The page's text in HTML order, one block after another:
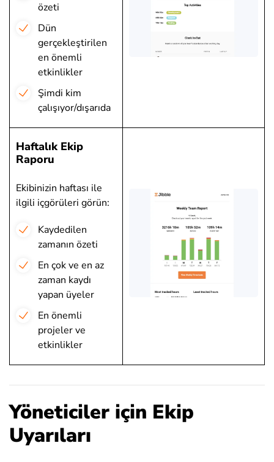
özeti
Dün
gerçekleştirilen
en önemli
etkinlikler
Şimdi kim
çalışıyor/dışarıda
Haftalık Ekip
Raporu
Ekibinizin haftası ile
ilgili içgörüleri görün:
Kaydedilen
zamanın özeti
En çok ve en az
zaman kaydı
yapan üyeler
En önemli
projeler ve
etkinlikler
Yöneticiler için Ekip
Uyarıları